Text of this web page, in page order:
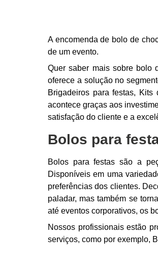
A encomenda de bolo de
de um evento.
Quer saber mais sobre bolo
oferece a solução no
Brigadeiros para festas,
acontece graças aos
satisfação do cliente e a
Bolos para
Bolos para festas são a
Disponíveis em uma
preferências dos clientes.
paladar, mas também se
até eventos corporativos, os
Nossos profissionais estão
serviços, como por exemplo,